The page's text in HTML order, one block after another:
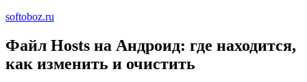
softoboz.ru
Файл Hosts на Андроид: где находится,
как изменить и очистить